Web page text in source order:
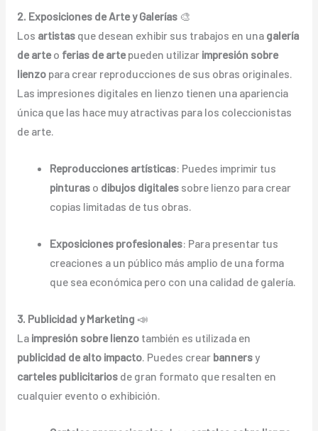
2. Exposiciones de Arte y Galerías🎨
Los artistasque desean exhibir sus trabajos en una galería
de arteo ferias de artepueden utilizar impresión sobre
lienzopara crear reproducciones de sus obras originales.
Las impresiones digitales en lienzo tienen una apariencia
única que las hace muy atractivas para los coleccionistas
de arte.
Reproducciones artísticas: Puedes imprimir tus
pinturas o dibujos digitales sobre lienzo para crear
copias limitadas de tus obras.
Exposiciones profesionales: Para presentar tus
creaciones a un público más amplio de una forma
que sea económica pero con una calidad de galería.
3. Publicidad y Marketing 📣
La impresión sobre lienzotambién es utilizada en
publicidad de alto impacto. Puedes crear bannersy
carteles publicitariosde gran formato que resalten en
cualquier evento o exhibición.